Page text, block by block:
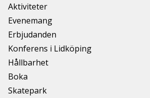
Aktiviteter
Evenemang
Erbjudanden
Konferens i Lidköping
Hållbarhet
Boka
Skatepark